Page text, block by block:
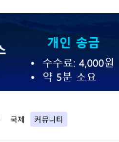
국제 커뮤니티